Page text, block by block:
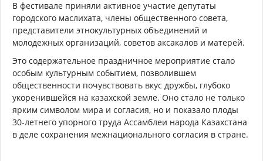
В фестивале приняли активное участие депутаты
городского маслихата, члены общественного совета,
представители этнокультурных объединений и
молодежных организаций, советов аксакалов и матерей.
Это содержательное праздничное мероприятие стало
особым культурным событием, позволившем
общественности почувствовать вкус дружбы, глубоко
укоренившейся на казахской земле. Оно стало не только
ярким символом мира и согласия, но и показало плоды
30-летнего упорного труда Ассамблеи народа Казахстана
в деле сохранения межнационального согласия в стране.